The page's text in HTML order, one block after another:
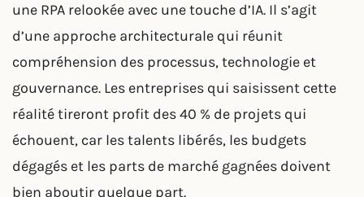
une RPA relookée avec une touche d’IA. Il s’agit
d’une approche architecturale qui réunit
compréhension des processus, technologie et
gouvernance. Les entreprises qui saisissent cette
réalité tireront profit des 40 % de projets qui
échouent, car les talents libérés, les budgets
dégagés et les parts de marché gagnées doivent
bien aboutir quelque part.